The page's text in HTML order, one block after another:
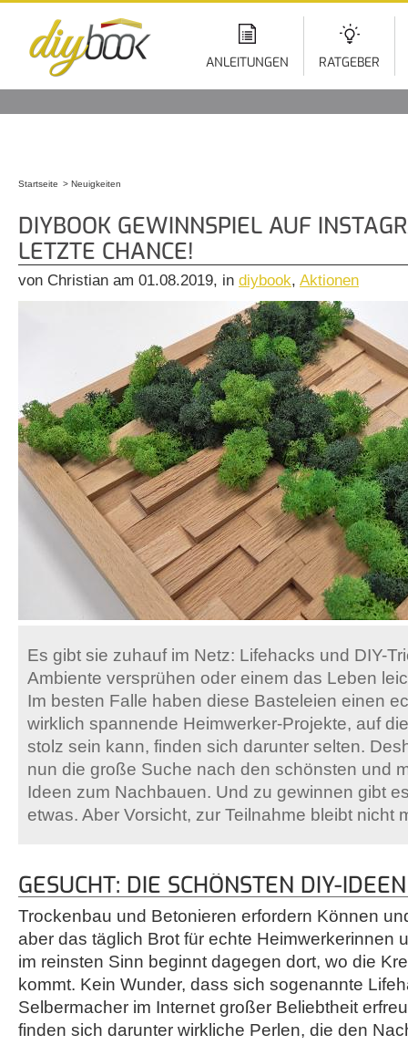
ANLEITUNGEN RATGEBER
Startseite Neuigkeiten
DIYBOOK GEWINNSPIEL AUF
LETZTE CHANCE!
von Christian am 01.08.2019, in diybook, Aktionen
Es gibt sie zuhauf im Netz: Lifehacks und DIY-
Ambiente versprühen oder einem das Leben
Im besten Falle haben diese Basteleien einen
wirklich spannende Heimwerker-Projekte, auf
stolz sein kann, finden sich darunter selten.
nun die große Suche nach den schönsten und
Ideen zum Nachbauen. Und zu gewinnen gibt
etwas. Aber Vorsicht, zur Teilnahme bleibt nicht
GESUCHT: DIE SCHÖNSTEN DIY-
Trockenbau und Betonieren erfordern Können
aber das täglich Brot für echte Heimwerkerinnen
im reinsten Sinn beginnt dagegen dort, wo die
kommt. Kein Wunder, dass sich sogenannte
Selbermacher im Internet großer Beliebtheit
finden sich darunter wirkliche Perlen, die den